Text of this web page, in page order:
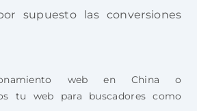
supuesto las conversiones
web en China o
tu web para buscadores como